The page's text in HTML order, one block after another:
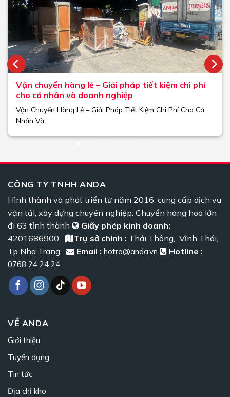
Vận chuyển hàng lẻ – Giải pháp tiết kiệm chi phí
cho cá nhân và doanh nghiệp
Vận Chuyển Hàng Lẻ – Giải Pháp Tiết Kiệm Chi Phí Cho Cá
Nhân Và
CÔNG TY TNHH ANDA
Hình thành và phát triển từ năm 2016, cung cấp dịch vụ
vận tải, xây dựng chuyên nghiệp. Chuyển hàng hoá lớn
đi 63 tỉnh thành
Giấy phép kinh doanh:
4201686900
Trụ sở chính : Thái Thông, Vĩnh Thái,
Tp Nha Trang
Email : hotro@anda.vn Hotline :
0768 24 24 24
VỀ ANDA
Giới thiệu
Tuyển dụng
Tin tức
Địa chỉ kho